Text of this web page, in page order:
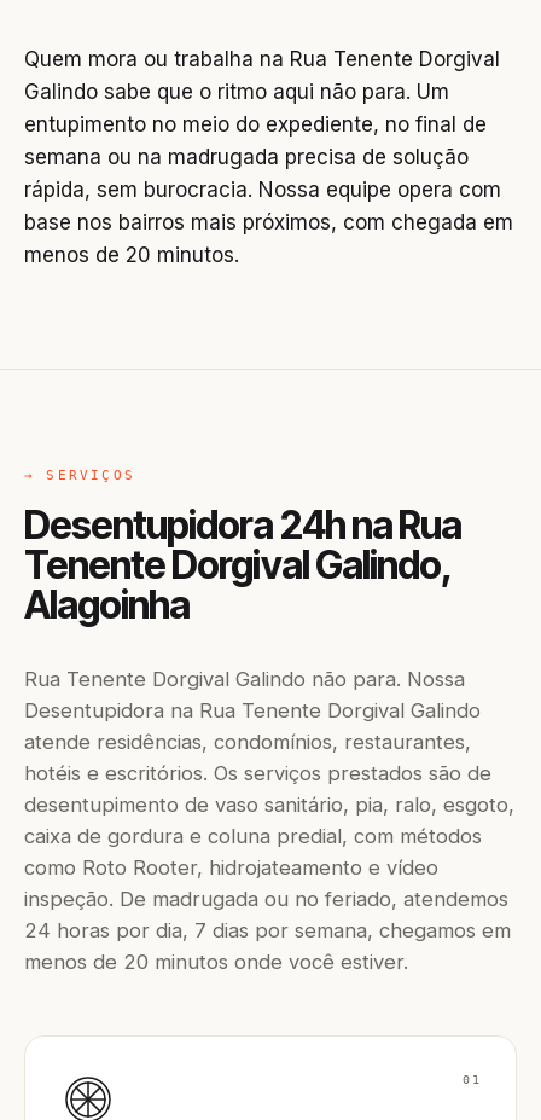
Quem mora ou trabalha na Rua Tenente Dorgival
Galindo sabe que o ritmo aqui não para. Um
entupimento no meio do expediente, no final de
semana ou na madrugada precisa de solução
rápida, sem burocracia. Nossa equipe opera com
base nos bairros mais próximos, com chegada em
menos de 20 minutos.
→ SERVIÇOS
Desentupidora 24h na Rua
Tenente Dorgival Galindo,
Alagoinha
Rua Tenente Dorgival Galindo não para. Nossa
Desentupidora na Rua Tenente Dorgival Galindo
atende residências, condomínios, restaurantes,
hotéis e escritórios. Os serviços prestados são de
desentupimento de vaso sanitário, pia, ralo, esgoto,
caixa de gordura e coluna predial, com métodos
como Roto Rooter, hidrojateamento e vídeo
inspeção. De madrugada ou no feriado, atendemos
24 horas por dia, 7 dias por semana, chegamos em
menos de 20 minutos onde você estiver.
01